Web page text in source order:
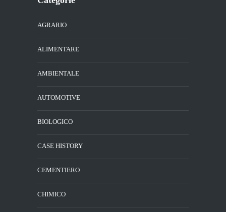
AGRARIO
ALIMENTARE
AMBIENTALE
AUTOMOTIVE
BIOLOGICO
CASE HISTORY
CEMENTIERO
CHIMICO